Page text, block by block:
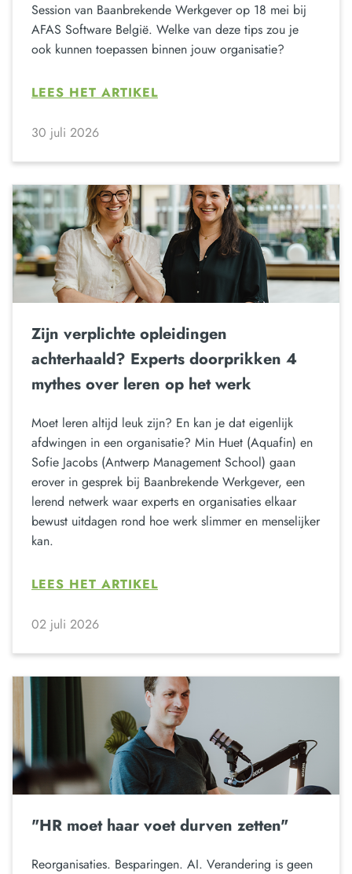
Session van Baanbrekende Werkgever op 18 mei bij
AFAS Software België. Welke van deze tips zou je
ook kunnen toepassen binnen jouw organisatie?
LEES HET ARTIKEL
30 juli 2026
Zijn verplichte opleidingen
achterhaald? Experts doorprikken 4
mythes over leren op het werk
Moet leren altijd leuk zijn? En kan je dat eigenlijk
afdwingen in een organisatie? Min Huet (Aquafin) en
Sofie Jacobs (Antwerp Management School) gaan
erover in gesprek bij Baanbrekende Werkgever, een
lerend netwerk waar experts en organisaties elkaar
bewust uitdagen rond hoe werk slimmer en menselijker
kan.
LEES HET ARTIKEL
02 juli 2026
"HR moet haar voet durven zetten"
Reorganisaties. Besparingen. AI. Verandering is geen